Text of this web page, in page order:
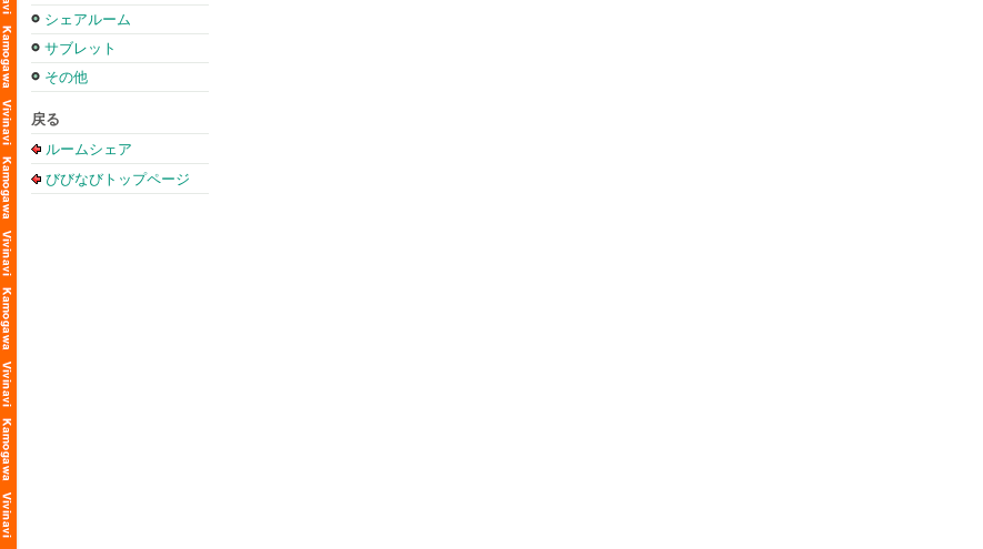
シェアルーム
サブレット
その他
戻る
ルームシェア
びびなびトップページ